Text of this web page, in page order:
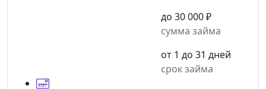
до 30 000 ₽
сумма займа
от 1 до 31 дней
срок займа